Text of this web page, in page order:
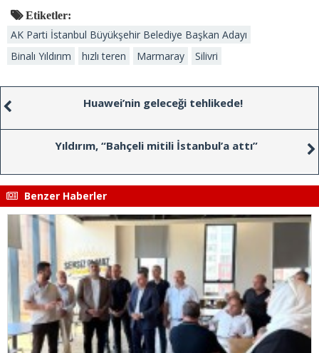
Etiketler:
AK Parti İstanbul Büyükşehir Belediye Başkan Adayı
Binalı Yıldırım
hızlı teren Marmaray Silivri
Huawei’nin geleceği tehlikede!
Yıldırım, “Bahçeli mitili İstanbul’a attı”
Benzer Haberler